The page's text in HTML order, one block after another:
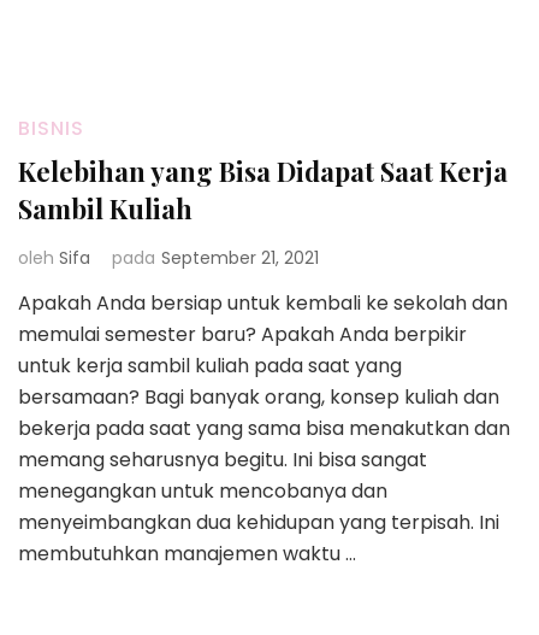
BISNIS
Kelebihan yang Bisa Didapat Saat Kerja
Sambil Kuliah
oleh Sifa pada September 21, 2021
Apakah Anda bersiap untuk kembali ke sekolah dan
memulai semester baru? Apakah Anda berpikir
untuk kerja sambil kuliah pada saat yang
bersamaan? Bagi banyak orang, konsep kuliah dan
bekerja pada saat yang sama bisa menakutkan dan
memang seharusnya begitu. Ini bisa sangat
menegangkan untuk mencobanya dan
menyeimbangkan dua kehidupan yang terpisah. Ini
membutuhkan manajemen waktu …